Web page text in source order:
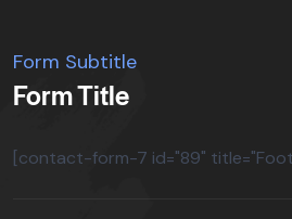
Form Subtitle
Form Title
[contact-form-7 id="89"